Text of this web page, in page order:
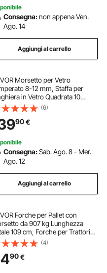
Consegna:non appena Ven.
Ago. 14
Aggiungi al carrello
Morsetto per Vetro
8-12 mm, Staffa per
in Vetro Quadrata 10
Morsetto per Montaggio
Acciaio Inossidabile 304,
per Mensola in Vetro Spesso
Uso Esterno
(6)
90€
Consegna:Sab. Ago. 8 - Mer.
Ago. 12
Aggiungi al carrello
Forche per Pallet con
da 907 kg Lunghezza
109 cm, Forche per Trattori
Impieghi Gravosi con Barra
Regolabile per
per Trattori, Benna di
(4)
90€